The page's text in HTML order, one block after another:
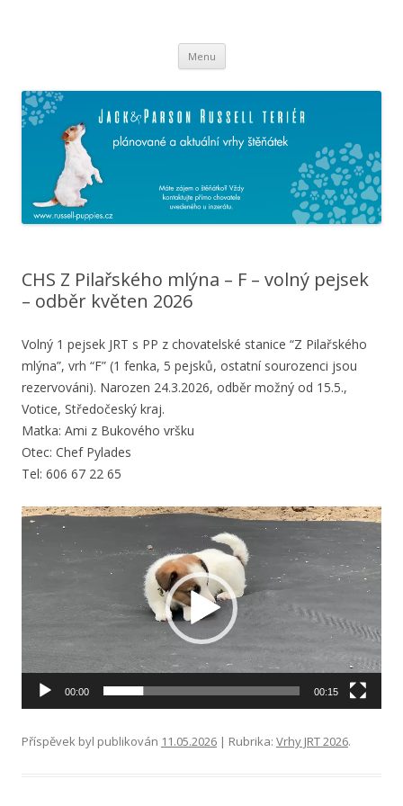
štěňátek
Menu Přejít k obsahu webu
CHS Z Pilařského mlýna – F – volný pejsek
– odběr květen 2026
Volný 1 pejsek JRT s PP z chovatelské stanice “Z Pilařského
mlýna”, vrh “F” (1 fenka, 5 pejsků, ostatní sourozenci jsou
rezervováni). Narozen 24.3.2026, odběr možný od 15.5.,
Votice, Středočeský kraj.
Matka: Ami z Bukového vršku
Otec: Chef Pylades
Tel: 606 67 22 65
Video
přehrávač
00:00 00:15
Příspěvek byl publikován 11.05.2026 | Rubrika: Vrhy JRT 2026.